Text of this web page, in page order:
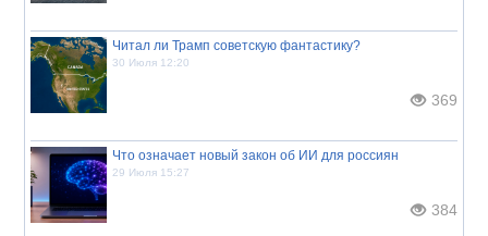
Читал ли Трамп советскую фантастику?
30 Июля 12:20
369
Что означает новый закон об ИИ для россиян
29 Июля 15:27
384